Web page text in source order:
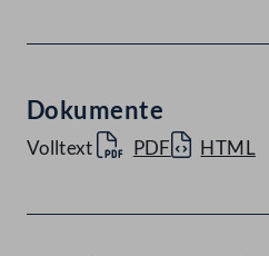
Dokumente
Volltext PDF HTML